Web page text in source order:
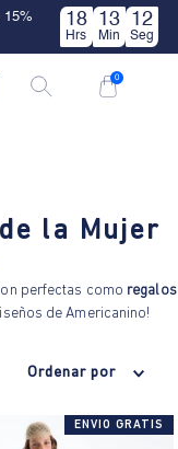
15%
18
Hrs
13
Min
11
Seg
0
la Mujer
perfectas como regalos
de Americanino!
Ordenar por
ENVIO GRATIS